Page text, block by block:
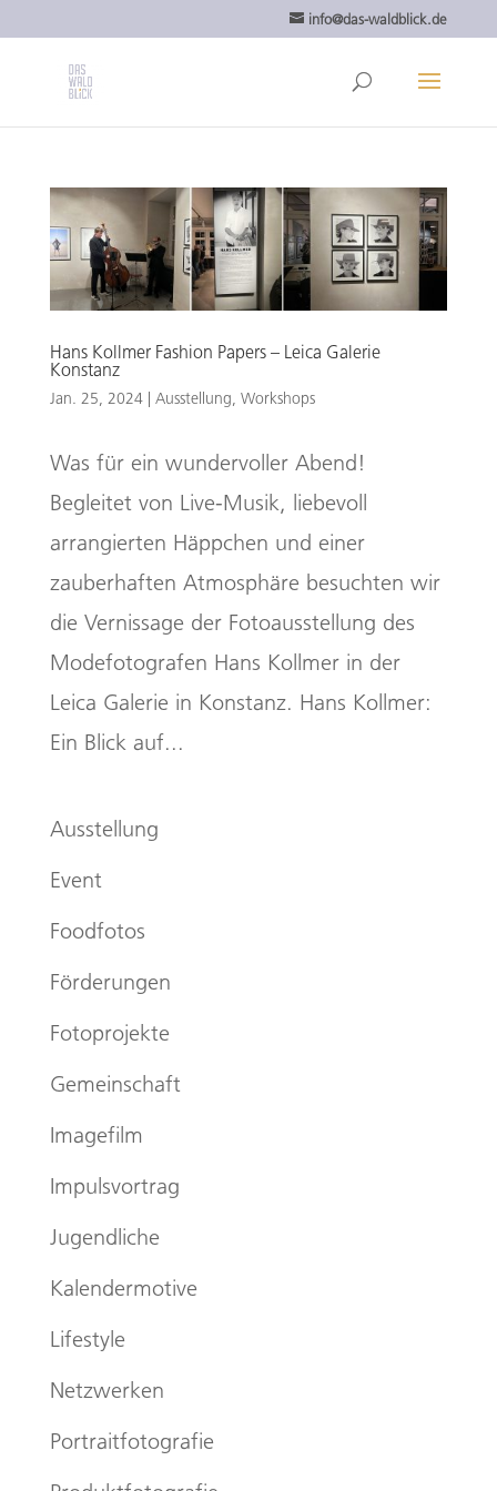
info@das-waldblick.de
Hans Kollmer Fashion Papers – Leica Galerie
Konstanz
Jan. 25, 2024| Ausstellung, Workshops
Was für ein wundervoller Abend!
Begleitet von Live-Musik, liebevoll
arrangierten Häppchen und einer
zauberhaften Atmosphäre besuchten wir
die Vernissage der Fotoausstellung des
Modefotografen Hans Kollmer in der
Leica Galerie in Konstanz. Hans Kollmer:
Ein Blick auf...
Ausstellung
Event
Foodfotos
Förderungen
Fotoprojekte
Gemeinschaft
Imagefilm
Impulsvortrag
Jugendliche
Kalendermotive
Lifestyle
Netzwerken
Portraitfotografie